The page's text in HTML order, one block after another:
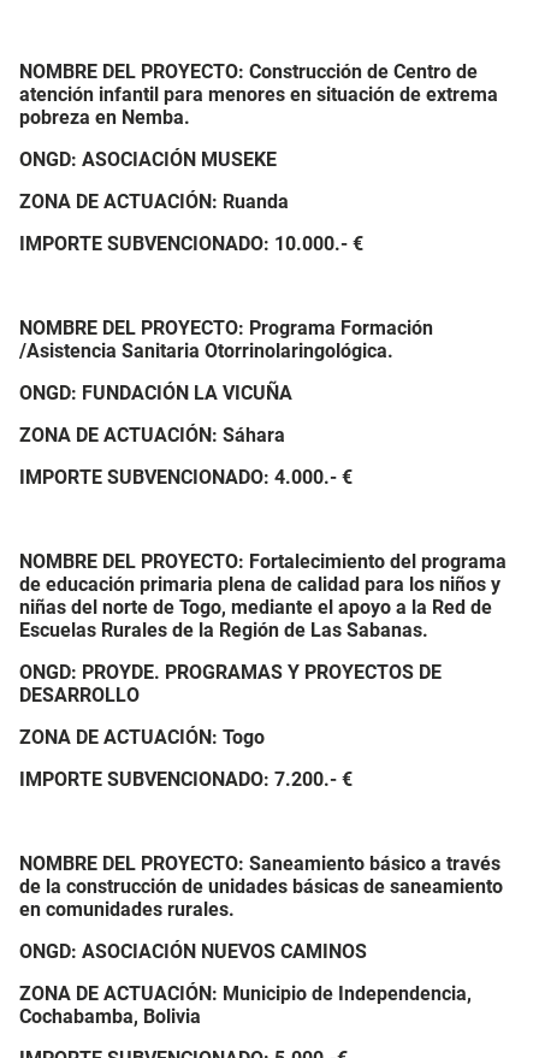
NOMBRE DEL PROYECTO: Construcción de Centro de
atención infantil para menores en situación de extrema
pobreza en Nemba.
ONGD: ASOCIACIÓN MUSEKE
ZONA DE ACTUACIÓN: Ruanda
IMPORTE SUBVENCIONADO: 10.000.- €
NOMBRE DEL PROYECTO: Programa Formación
/Asistencia Sanitaria Otorrinolaringológica.
ONGD: FUNDACIÓN LA VICUÑA
ZONA DE ACTUACIÓN: Sáhara
IMPORTE SUBVENCIONADO: 4.000.- €
NOMBRE DEL PROYECTO: Fortalecimiento del programa
de educación primaria plena de calidad para los niños y
niñas del norte de Togo, mediante el apoyo a la Red de
Escuelas Rurales de la Región de Las Sabanas.
ONGD: PROYDE. PROGRAMAS Y PROYECTOS DE
DESARROLLO
ZONA DE ACTUACIÓN: Togo
IMPORTE SUBVENCIONADO: 7.200.- €
NOMBRE DEL PROYECTO: Saneamiento básico a través
de la construcción de unidades básicas de saneamiento
en comunidades rurales.
ONGD: ASOCIACIÓN NUEVOS CAMINOS
ZONA DE ACTUACIÓN: Municipio de Independencia,
Cochabamba, Bolivia